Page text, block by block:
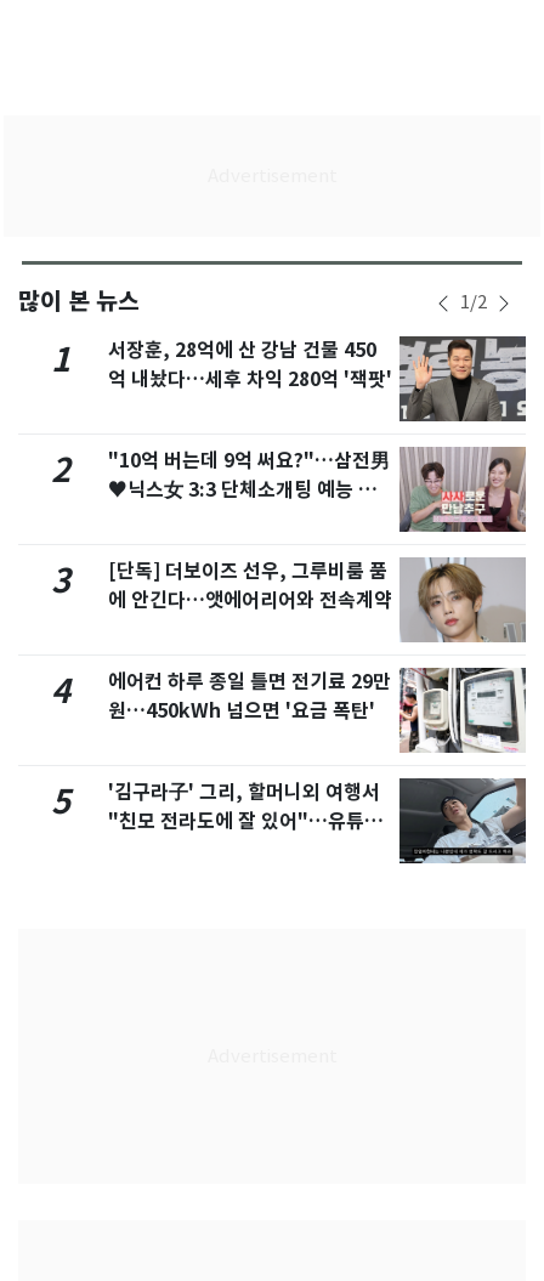
많이 본 뉴스 1/2
1
서장훈, 28억에 산 강남 건물 450
억 내놨다…세후 차익 280억 '잭팟'
2
"10억 버는데 9억 써요?"…삼전男
♥닉스女 3:3 단체소개팅 예능 화
3
[단독] 더보이즈 선우, 그루비룸 품
에 안긴다…앳에어리어와 전속계약
4
에어컨 하루 종일 틀면 전기료 29만
원…450kWh 넘으면 '요금 폭탄'
5
'김구라子' 그리, 할머니외 여행서
"친모 전라도에 잘 있어"…유튜브